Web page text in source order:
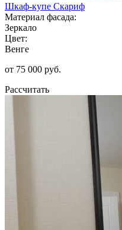
Шкаф-купе Скариф
Материал фасада:
Зеркало
Цвет:
Венге
от 75 000 руб.
Рассчитать